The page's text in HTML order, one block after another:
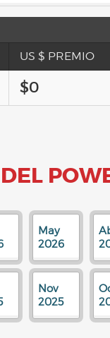
US $ PREMIO
$0
May
2026
Nov
2025